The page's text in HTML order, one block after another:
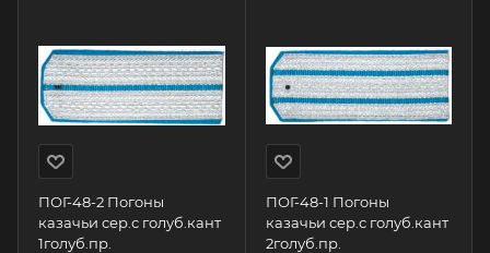
ПОГ-48-2 Погоны
казачьи сер.с голуб.кант
1голуб.пр.
ПОГ-48-1 Погоны
казачьи сер.с голуб.кант
2голуб.пр.